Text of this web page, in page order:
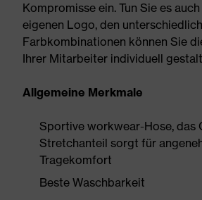
Kompromisse ein. Tun Sie es
eigenen Logo, den
Farbkombinationen können Sie
Ihrer Mitarbeiter individuell
Allgemeine Merkmale
Sportive workwear-Hose, das
Stretchanteil sorgt für
Tragekomfort
Beste Waschbarkeit